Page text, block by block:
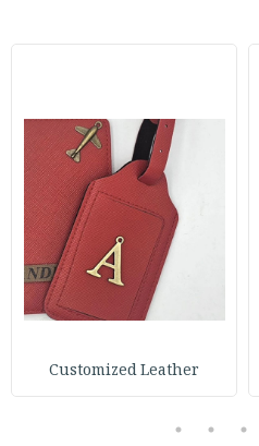
Customized Leather
3
4
5